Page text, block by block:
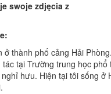
swoje zdjęcia z
ở thành phố cảng Hải
tại Trường trung học
hưu. Hiện tại tôi sống ở